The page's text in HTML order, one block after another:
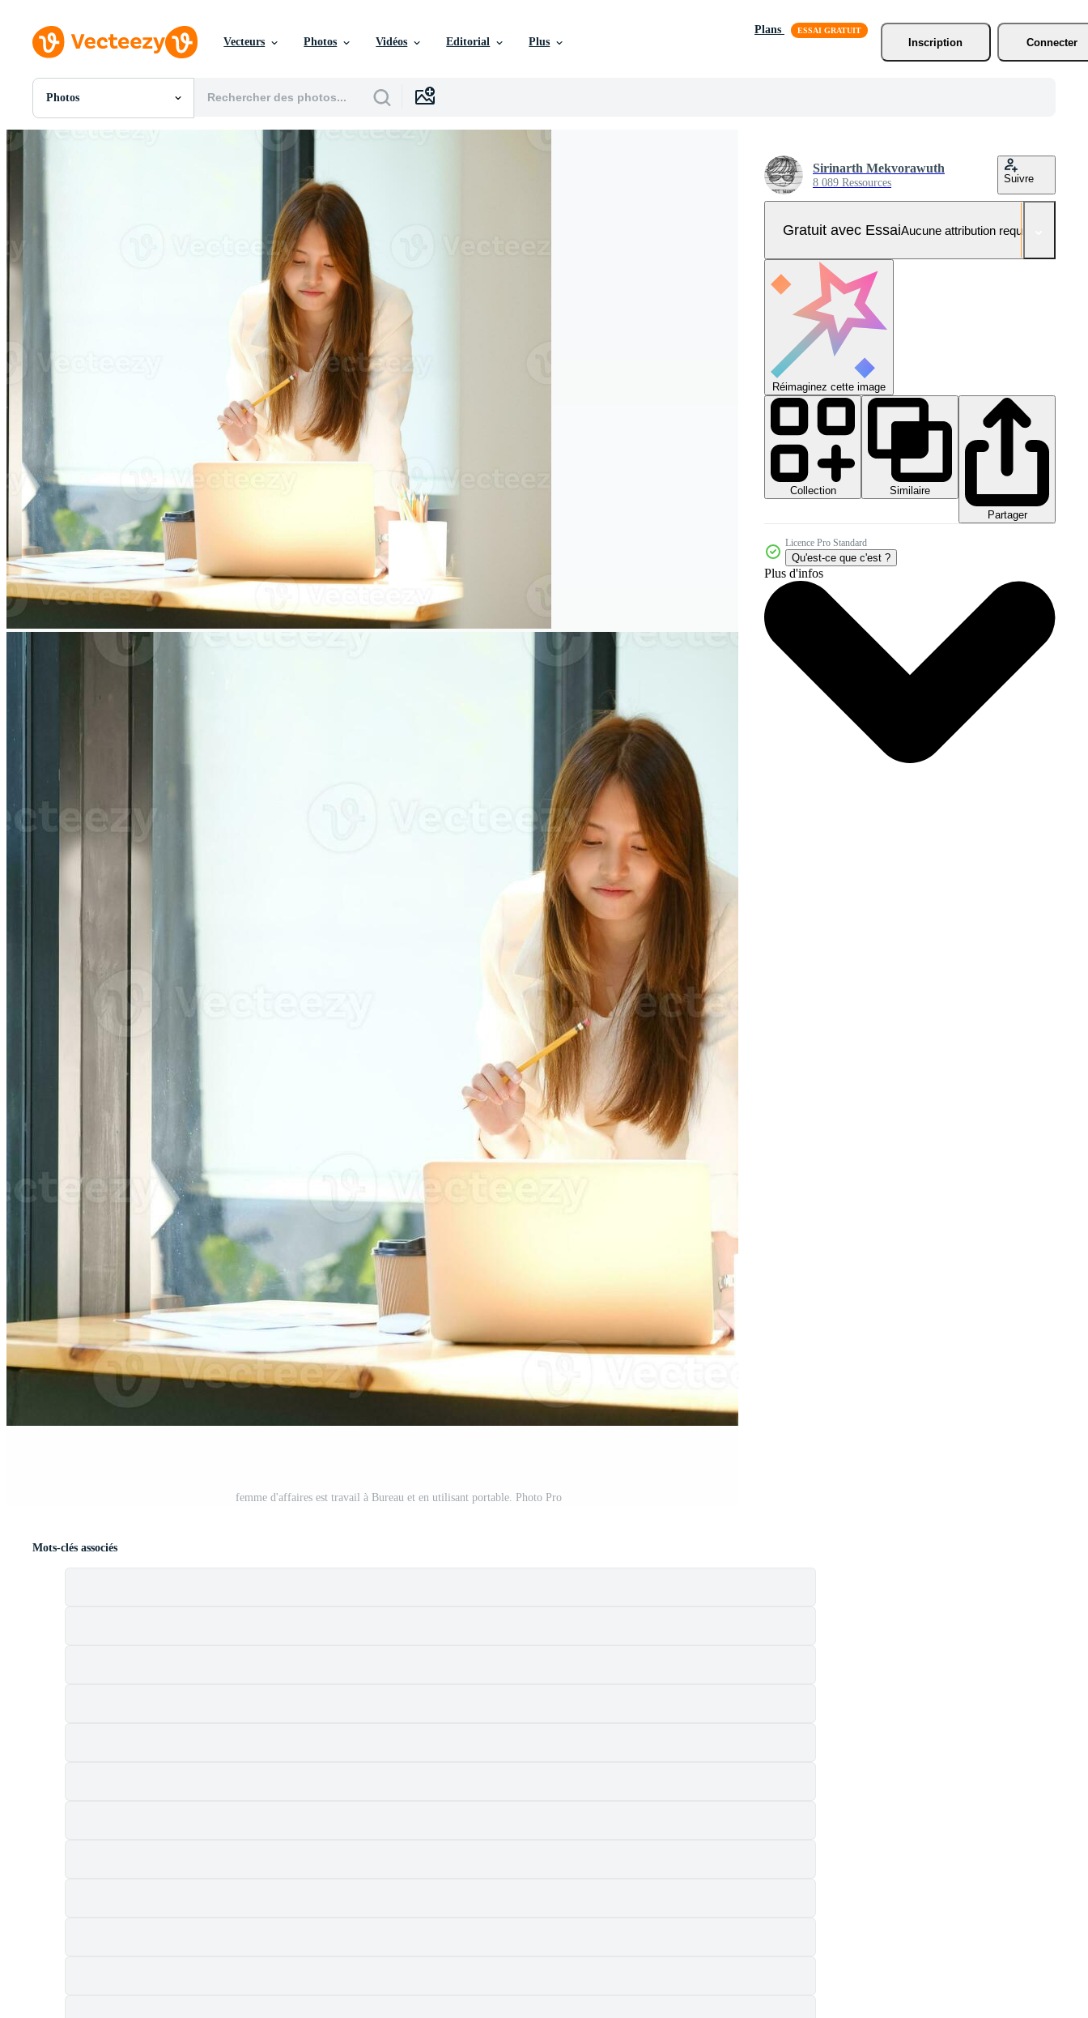
Vecteurs Photos Vidéos Editorial Plus
Plans
Inscription
Connecter
Photos
Toutes Images
femme d'affaires est travail à Bureau et en utilisant portable. Photo Pro
Sirinarth Mekvorawuth
8 089 Ressources Suivre
Gratuit avec EssaiAucune attribution requise
Réimaginez cette image
Collection
Similaire
Partager
Licence Pro Standard
Qu'est-ce que c'est ?
Plus d'infos
Mots-clés associés